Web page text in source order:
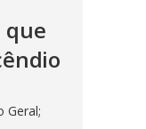
que
Geral;